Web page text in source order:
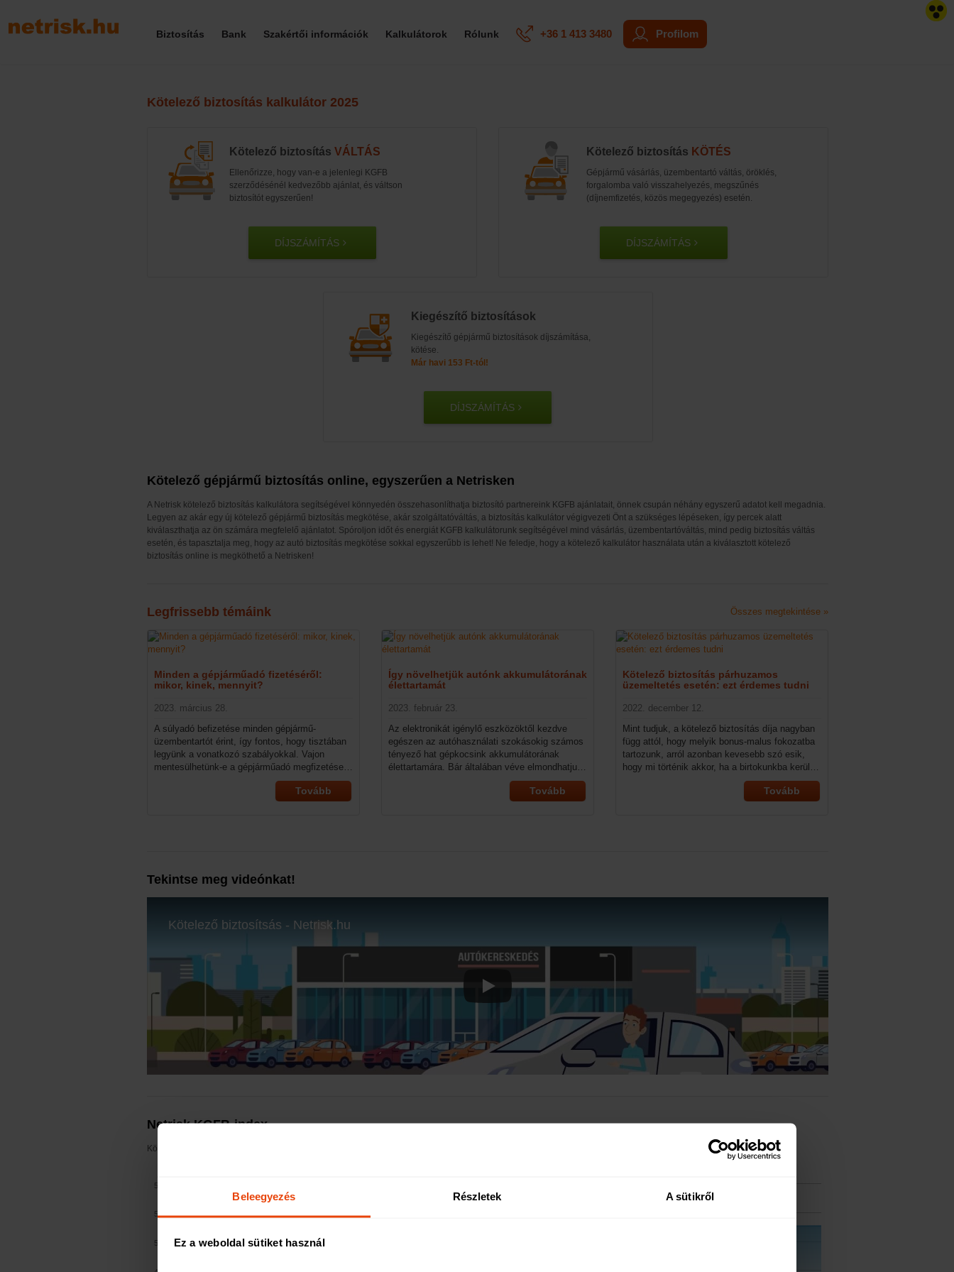
Beleegyezés Részletek A sütikről
Ez a weboldal sütiket használ
Biztosítás Bank Szakértői információk Kalkulátorok Rólunk +36 1 413 3480 Profilom
Kötelező biztosítás kalkulátor 2025
Kötelező biztosítás VÁLTÁS
Ellenőrizze, hogy van-e a jelenlegi KGFB
szerződésénél kedvezőbb ajánlat, és váltson
biztosítót egyszerűen!
DÍJSZÁMÍTÁS
Kötelező biztosítás KÖTÉS
Gépjármű vásárlás, üzembentartó váltás, öröklés,
forgalomba való visszahelyezés, megszűnés
(díjnemfizetés, közös megegyezés) esetén.
DÍJSZÁMÍTÁS
Kiegészítő biztosítások
Kiegészítő gépjármű biztosítások díjszámítása,
kötése.
Már havi 153 Ft-tól!
DÍJSZÁMÍTÁS
Kötelező gépjármű biztosítás online, egyszerűen a Netrisken
A Netrisk kötelező biztosítás kalkulátora segítségével könnyedén összehasonlíthatja biztosító partnereink KGFB ajánlatait, önnek csupán néhány egyszerű adatot kell megadnia.
Legyen az akár egy új kötelező gépjármű biztosítás megkötése, akár szolgáltatóváltás, a biztosítás kalkulátor végigvezeti Önt a szükséges lépéseken, így percek alatt
kiválaszthatja az ön számára megfelelő ajánlatot. Spóroljon időt és energiát KGFB kalkulátorunk segítségével mind vásárlás, üzembentartóváltás, mind pedig biztosítás váltás
esetén, és tapasztalja meg, hogy az autó biztosítás megkötése sokkal egyszerűbb is lehet! Ne feledje, hogy a kötelező kalkulátor használata után a kiválasztott kötelező
biztosítás online is megköthető a Netrisken!
Legfrissebb témáink Összes megtekintése »
Minden a gépjárműadó fizetéséről:
mikor, kinek, mennyit?
2023. március 28.
A súlyadó befizetése minden gépjármű-
üzembentartót érint, így fontos, hogy tisztában
legyünk a vonatkozó szabályokkal. Vajon
mentesülhetünk-e a gépjárműadó megfizetése
alól, mi a befizetés határideje, illetve mennyit,
és pontosan kinek kell fizetnünk? Cikkünkben
Tovább
Így növelhetjük autónk akkumulátorának
élettartamát
2023. február 23.
Az elektronikát igénylő eszközöktől kezdve
egészen az autóhasználati szokásokig számos
tényező hat gépkocsink akkumulátorának
élettartamára. Bár általában véve elmondhatjuk,
hogy körülbelül 3-5 évig számíthatunk arra,
hogy az akkumulátor zökkenőmentesen
Tovább
Kötelező biztosítás párhuzamos
üzemeltetés esetén: ezt érdemes tudni
2022. december 12.
Mint tudjuk, a kötelező biztosítás díja nagyban
függ attól, hogy melyik bonus-malus fokozatba
tartozunk, arról azonban kevesebb szó esik,
hogy mi történik akkor, ha a birtokunkba kerül
még egy jármű. A kötelező biztosításról
párhuzamos üzemeltetés esetén isTovább
Tekintse meg videónkat!
Kötelező biztosítsás - Netrisk.hu
Netrisk KGFB-index
Kövesse nyomon a heti frissítésű KGFB-indexünk segítségével a személygépjárművekre kötött kötelező biztosítások átlagdíjait.
50000 Ft
52500 Ft
55000 Ft